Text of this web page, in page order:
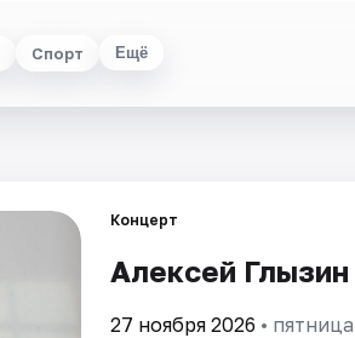
Спорт Ещё
Концерт
Алексей
27 ноября 2026 •